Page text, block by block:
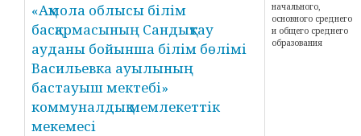
«Ақмола облысы білім
басқармасының Сандықтау
ауданы бойынша білім бөлімі
Васильевка ауылының
бастауыш мектебі»
коммуналдық мемлекеттік
мекемесі
начального,
основного среднего
и общего среднего
образования